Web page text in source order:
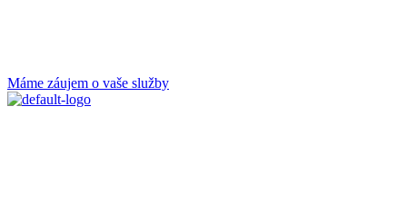
Máme záujem o vaše služby